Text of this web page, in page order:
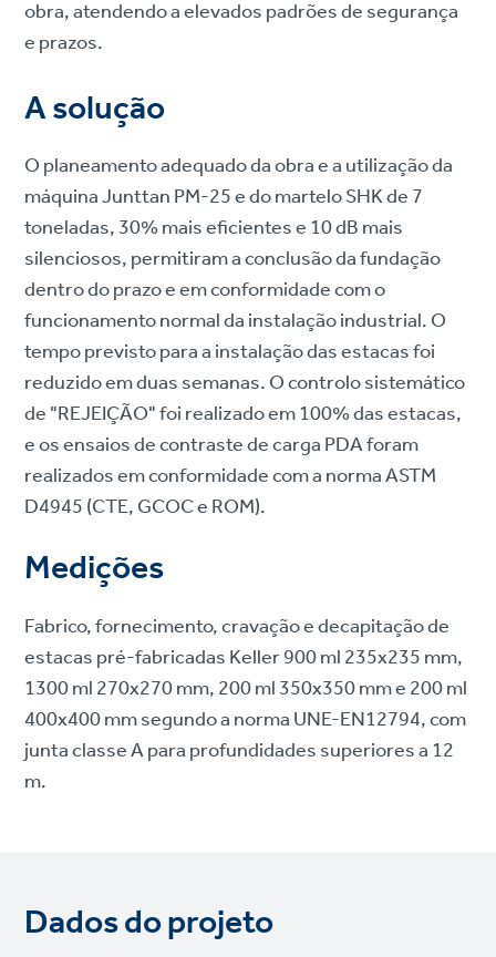
obra, atendendo a elevados padrões de segurança
e prazos.
A solução
O planeamento adequado da obra e a utilização da
máquina Junttan PM-25 e do martelo SHK de 7
toneladas, 30% mais eficientes e 10 dB mais
silenciosos, permitiram a conclusão da fundação
dentro do prazo e em conformidade com o
funcionamento normal da instalação industrial. O
tempo previsto para a instalação das estacas foi
reduzido em duas semanas. O controlo sistemático
de "REJEIÇÃO" foi realizado em 100% das estacas,
e os ensaios de contraste de carga PDA foram
realizados em conformidade com a norma ASTM
D4945 (CTE, GCOC e ROM).
Medições
Fabrico, fornecimento, cravação e decapitação de
estacas pré-fabricadas Keller 900 ml 235x235 mm,
1300 ml 270x270 mm, 200 ml 350x350 mm e 200 ml
400x400 mm segundo a norma UNE-EN12794, com
junta classe A para profundidades superiores a 12
m.
Dados do projeto